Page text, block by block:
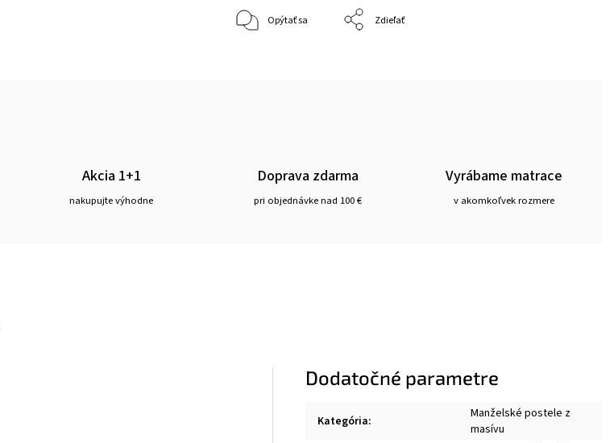
Opýtať sa Zdieľať
Akcia 1+1
nakupujte výhodne
Doprava zdarma
pri objednávke nad 100 €
Vyrábame matrace
v akomkoľvek rozmere
Dodatočné parametre
Kategória:
Manželské postele z
masívu